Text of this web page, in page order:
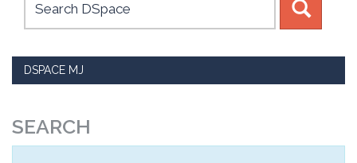
DSPACE MJ
SEARCH